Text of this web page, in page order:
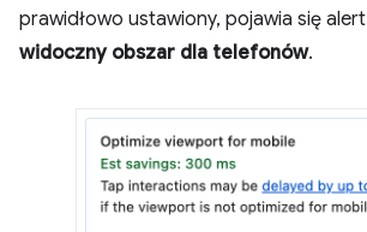
prawidłowo ustawiony, pojawia się alert
widoczny obszar dla telefonów.